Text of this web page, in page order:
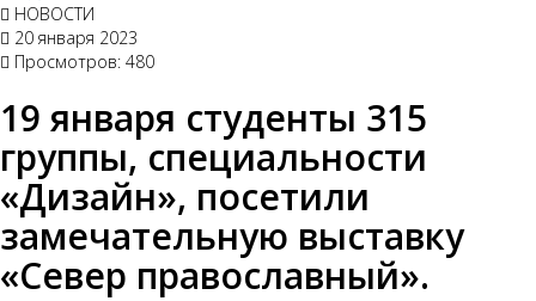
НОВОСТИ
20 января 2023
Просмотров: 480
19 января студенты 315
группы, специальности
«Дизайн», посетили
замечательную выставку
«Север православный».